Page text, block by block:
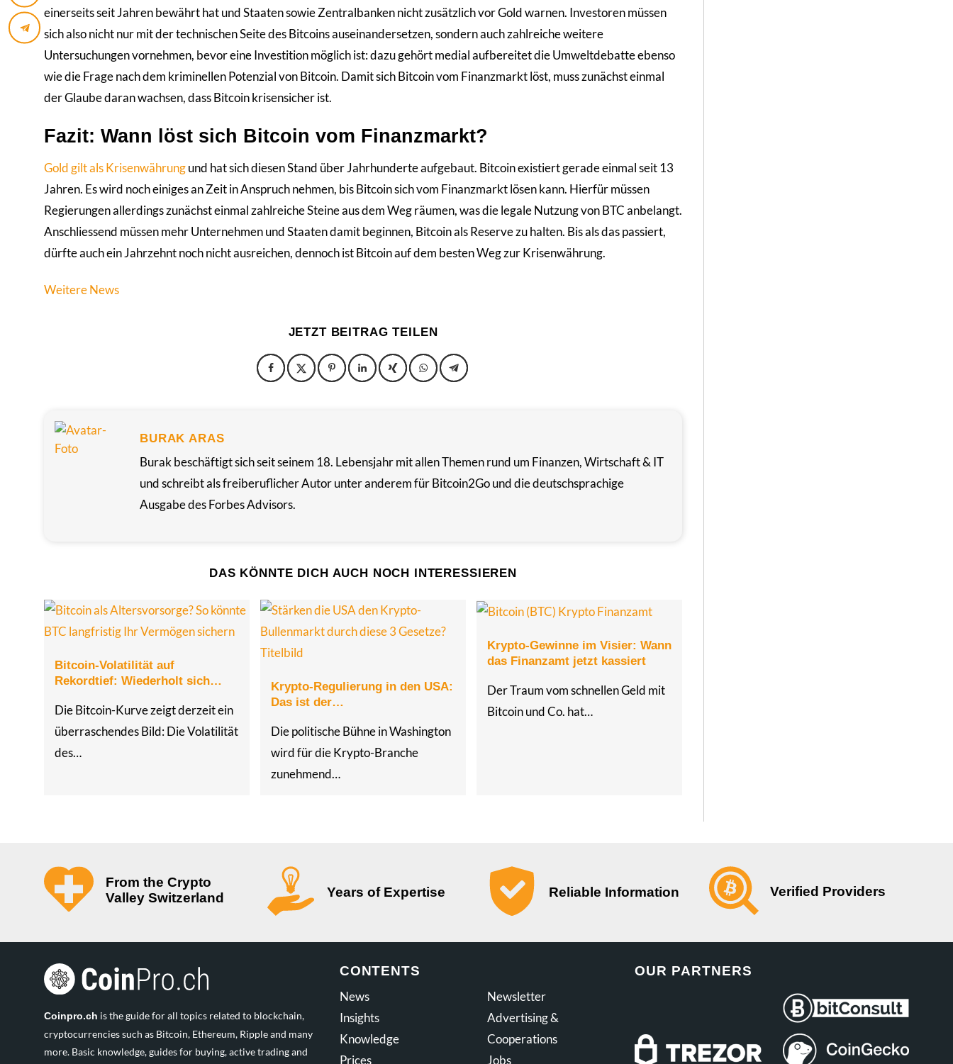
einerseits seit Jahren bewährt hat und Staaten sowie Zentralbanken nicht zusätzlich vor Gold warnen. Investoren müssen
sich also nicht nur mit der technischen Seite des Bitcoins auseinandersetzen, sondern auch zahlreiche weitere
Untersuchungen vornehmen, bevor eine Investition möglich ist: dazu gehört medial aufbereitet die Umweltdebatte ebenso
wie die Frage nach dem kriminellen Potenzial von Bitcoin. Damit sich Bitcoin vom Finanzmarkt löst, muss zunächst einmal
der Glaube daran wachsen, dass Bitcoin krisensicher ist.
Fazit: Wann löst sich Bitcoin vom Finanzmarkt?
Gold gilt als Krisenwährungund hat sich diesen Stand über Jahrhunderte aufgebaut. Bitcoin existiert gerade einmal seit 13
Jahren. Es wird noch einiges an Zeit in Anspruch nehmen, bis Bitcoin sich vom Finanzmarkt lösen kann. Hierfür müssen
Regierungen allerdings zunächst einmal zahlreiche Steine aus dem Weg räumen, was die legale Nutzung von BTC anbelangt.
Anschliessend müssen mehr Unternehmen und Staaten damit beginnen, Bitcoin als Reserve zu halten. Bis als das passiert,
dürfte auch ein Jahrzehnt noch nicht ausreichen, dennoch ist Bitcoin auf dem besten Weg zur Krisenwährung.
Weitere News
JETZT BEITRAG TEILEN
BURAK ARAS
Burak beschäftigt sich seit seinem 18. Lebensjahr mit allen Themen rund um Finanzen, Wirtschaft & IT
und schreibt als freiberuflicher Autor unter anderem für Bitcoin2Go und die deutschsprachige
Ausgabe des Forbes Advisors.
DAS KÖNNTE DICH AUCH NOCH INTERESSIEREN
Bitcoin-Volatilität auf
Rekordtief: Wiederholt sich…
Die Bitcoin-Kurve zeigt derzeit ein
überraschendes Bild: Die Volatilität
des…
Krypto-Regulierung in den USA:
Das ist der…
Die politische Bühne in Washington
wird für die Krypto-Branche
zunehmend…
Krypto-Gewinne im Visier: Wann
das Finanzamt jetzt kassiert
Der Traum vom schnellen Geld mit
Bitcoin und Co. hat…
From the Crypto
Valley Switzerland
Years of Expertise Reliable Information Verified Providers
Coinpro.ch is the guide for all topics related to blockchain,
cryptocurrencies such as Bitcoin, Ethereum, Ripple and many
more. Basic knowledge, guides for buying, active trading and
CONTENTS
News
Insights
Knowledge
Prices
Newsletter
Advertising &
Cooperations
Jobs
OUR PARTNERS